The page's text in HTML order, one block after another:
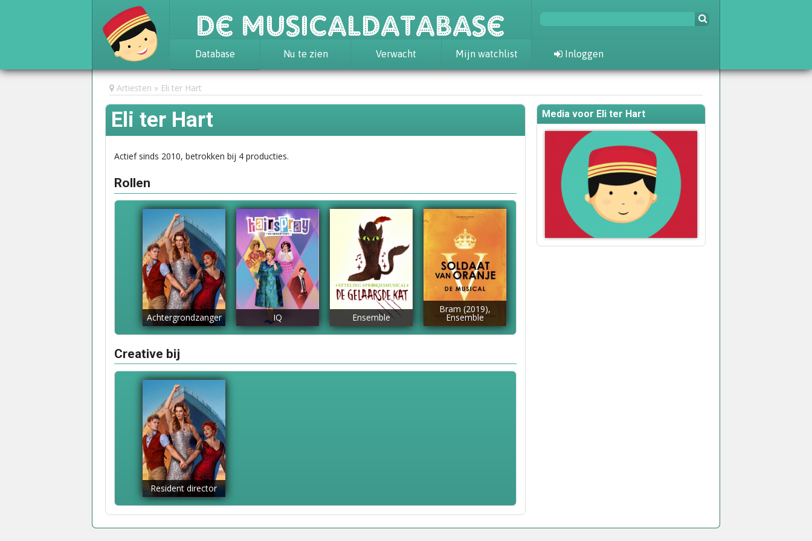
De Musicaldatabase
Database
Achtergrond
Awards
Statistieken
Nu te zien Verwacht Mijn watchlist Inloggen
Artiesten Eli ter Hart
Eli ter Hart
Actief sinds 2010, betrokken bij 4 producties.
Rollen
Achtergrondzanger IQ Ensemble
Bram (2019),
Ensemble
Creative bij
Resident director
Media voor Eli ter Hart